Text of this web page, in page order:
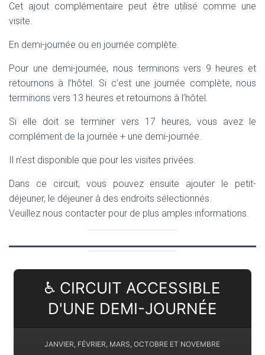
Cet ajout complémentaire peut être utilisé comme une
visite.
En demi-journée ou en journée complète.
Pour une demi-journée, nous terminons vers 9 heures et
retournons à l’hôtel. Si c’est une journée complète, nous
terminons vers 13 heures et retournons à l’hôtel.
Si elle doit se terminer vers 17 heures, vous avez le
complément de la journée + une demi-journée.
Il n’est disponible que pour les visites privées.
Dans ce circuit, vous pouvez ensuite ajouter le petit-
déjeuner, le déjeuner à des endroits sélectionnés.
Veuillez nous contacter pour de plus amples informations.
♿ CIRCUIT ACCESSIBLE
D'UNE DEMI-JOURNÉE
JANVIER, FÉVRIER, MARS, OCTOBRE ET NOVEMBRE